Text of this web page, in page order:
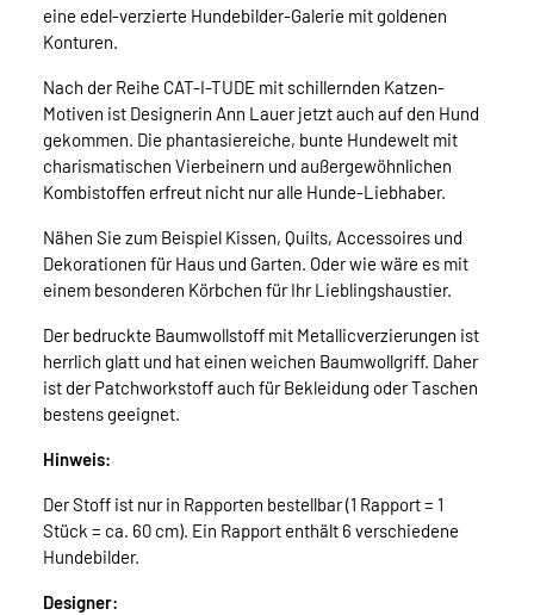
eine edel-verzierte Hundebilder-Galerie mit goldenen
Konturen.
Nach der Reihe CAT-I-TUDE mit schillernden Katzen-
Motiven ist Designerin Ann Lauer jetzt auch auf den Hund
gekommen. Die phantasiereiche, bunte Hundewelt mit
charismatischen Vierbeinern und außergewöhnlichen
Kombistoffen erfreut nicht nur alle Hunde-Liebhaber.
Nähen Sie zum Beispiel Kissen, Quilts, Accessoires und
Dekorationen für Haus und Garten. Oder wie wäre es mit
einem besonderen Körbchen für Ihr Lieblingshaustier.
Der bedruckte Baumwollstoff mit Metallicverzierungen ist
herrlich glatt und hat einen weichen Baumwollgriff. Daher
ist der Patchworkstoff auch für Bekleidung oder Taschen
bestens geeignet.
Hinweis:
Der Stoff ist nur in Rapporten bestellbar (1 Rapport = 1
Stück = ca. 60 cm). Ein Rapport enthält 6 verschiedene
Hundebilder.
Designer: